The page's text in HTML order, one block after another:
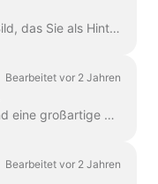
In Wave.video können Sie ein Bild, das Sie als Hintergrund verwenden, animieren. Dadurch erhalten Ihre Videos ein frisches und ansprechendes Aussehen. Um ein Hintergrundbild zu animieren...
Bearbeitet vor 2 Jahren
Animierte Fortschrittsbalken sind eine großartige Möglichkeit, die Aufmerksamkeit der Zuschauer zu halten und die Verweildauer in Ihrem Video zu erhöhen. Erfahren Sie, wie Sie einen dynamischen Fortschrittsbalken in Ihr...
Bearbeitet vor 2 Jahren